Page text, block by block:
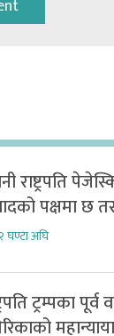
राष्ट्रपति
पक्षमा छ
घण्टा अघि
ट्रम्पका